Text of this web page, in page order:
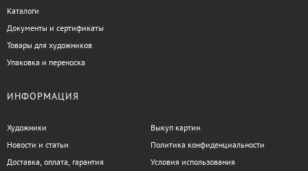
Каталоги
Документы и сертификаты
Товары для художников
Упаковка и переноска
ИНФОРМАЦИЯ
Художники
Новости и статьи
Доставка, оплата, гарантия
Выкуп картин
Политика конфиденциальности
Условия использования